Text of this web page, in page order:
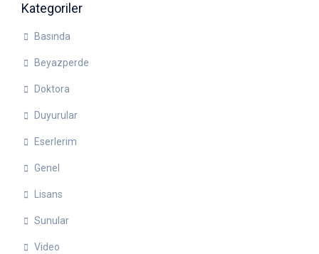
Kategoriler
Basında
Beyazperde
Doktora
Duyurular
Eserlerim
Genel
Lisans
Sunular
Video